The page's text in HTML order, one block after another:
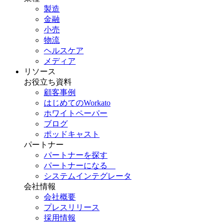
製造
金融
小売
物流
ヘルスケア
メディア
リソース
お役立ち資料
顧客事例
はじめてのWorkato
ホワイトペーパー
ブログ
ポッドキャスト
パートナー
パートナーを探す
パートナーになる
システムインテグレータ
会社情報
会社概要
プレスリリース
採用情報